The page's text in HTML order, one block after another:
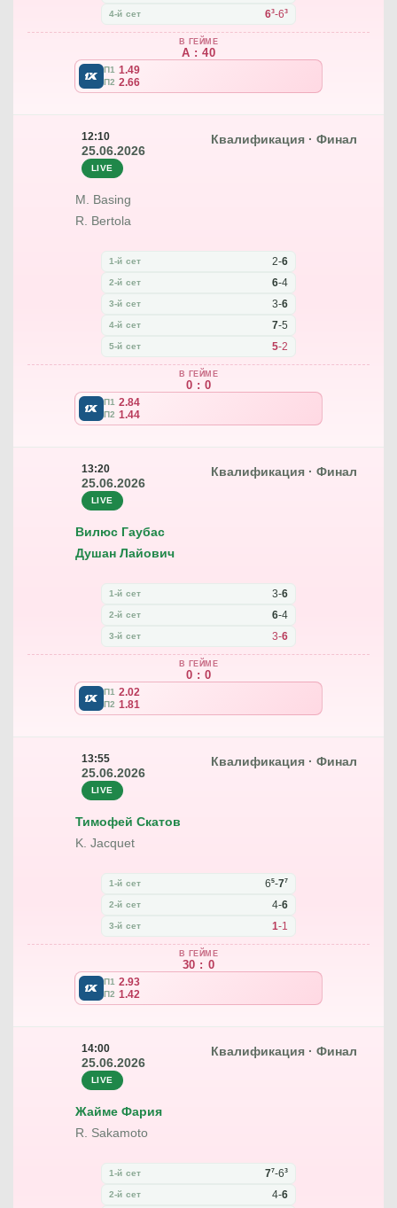
4-й сет 63-63
В ГЕЙМЕ
A : 40
П1 1.49
П2 2.66
12:10
25.06.2026
LIVE
Квалификация · Финал
M. Basing
R. Bertola
1-й сет 2-6
2-й сет 6-4
3-й сет 3-6
4-й сет 7-5
5-й сет 5-2
В ГЕЙМЕ
0 : 0
П1 2.84
П2 1.44
13:20
25.06.2026
LIVE
Квалификация · Финал
Вилюс Гаубас
Душан Лайович
1-й сет 3-6
2-й сет 6-4
3-й сет 3-6
В ГЕЙМЕ
0 : 0
П1 2.02
П2 1.81
13:55
25.06.2026
LIVE
Квалификация · Финал
Тимофей Скатов
K. Jacquet
1-й сет 65-77
2-й сет 4-6
3-й сет 1-1
В ГЕЙМЕ
30 : 0
П1 2.93
П2 1.42
14:00
25.06.2026
LIVE
Квалификация · Финал
Жайме Фария
R. Sakamoto
1-й сет 77-63
2-й сет 4-6